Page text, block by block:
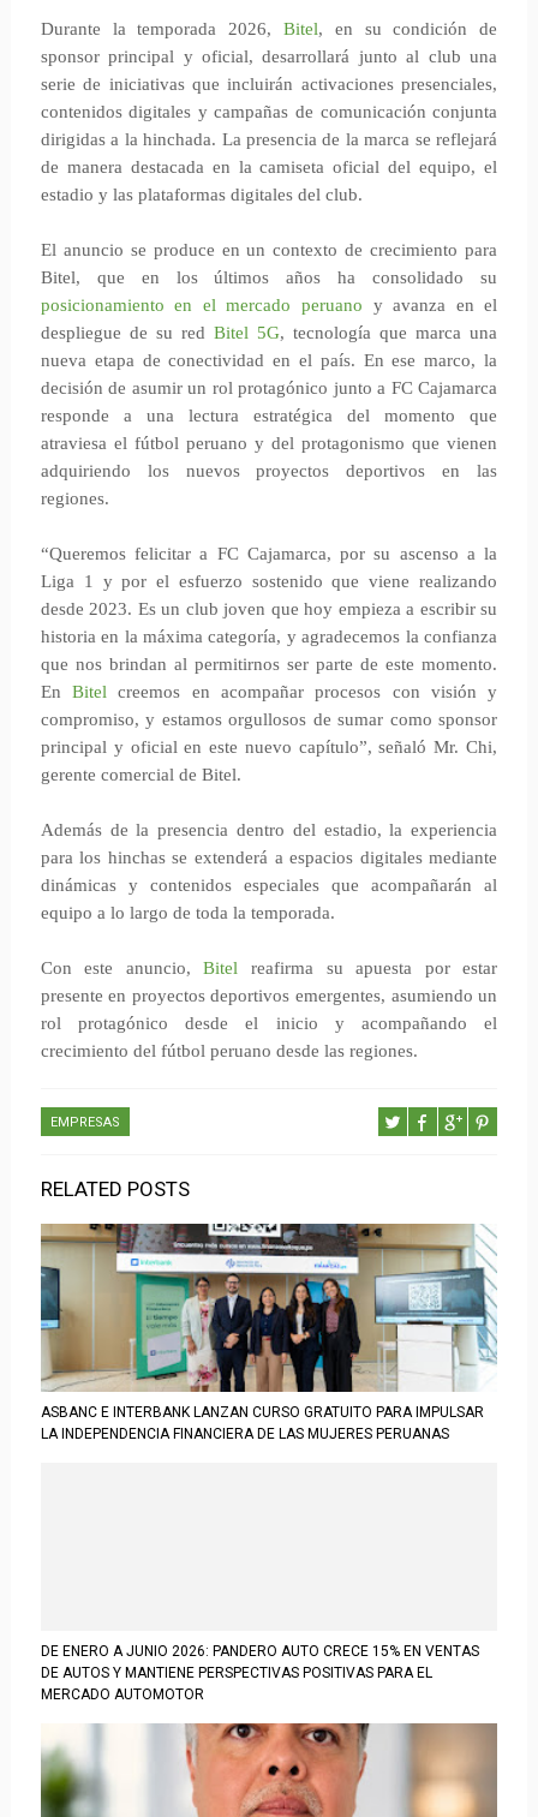
Durante la temporada 2026, Bitel, en su condición de
sponsor principal y oficial, desarrollará junto al club una
serie de iniciativas que incluirán activaciones presenciales,
contenidos digitales y campañas de comunicación conjunta
dirigidas a la hinchada. La presencia de la marca se reflejará
de manera destacada en la camiseta oficial del equipo, el
estadio y las plataformas digitales del club.
El anuncio se produce en un contexto de crecimiento para
Bitel, que en los últimos años ha consolidado su
posicionamiento en el mercado peruano y avanza en el
despliegue de su red Bitel 5G, tecnología que marca una
nueva etapa de conectividad en el país. En ese marco, la
decisión de asumir un rol protagónico junto a FC Cajamarca
responde a una lectura estratégica del momento que
atraviesa el fútbol peruano y del protagonismo que vienen
adquiriendo los nuevos proyectos deportivos en las
regiones.
“Queremos felicitar a FC Cajamarca, por su ascenso a la
Liga 1 y por el esfuerzo sostenido que viene realizando
desde 2023. Es un club joven que hoy empieza a escribir su
historia en la máxima categoría, y agradecemos la confianza
que nos brindan al permitirnos ser parte de este momento.
EnBitelcreemos en acompañar procesos con visión y
compromiso, y estamos orgullosos de sumar como sponsor
principal y oficial en este nuevo capítulo”, señaló Mr. Chi,
gerente comercial de Bitel.
Además de la presencia dentro del estadio, la experiencia
para los hinchas se extenderá a espacios digitales mediante
dinámicas y contenidos especiales que acompañarán al
equipo a lo largo de toda la temporada.
Con este anuncio,Bitel reafirma su apuesta por estar
presente en proyectos deportivos emergentes, asumiendo un
rol protagónico desde el inicio y acompañando el
crecimiento del fútbol peruano desde las regiones.
EMPRESAS
RELATED POSTS
ASBANC E INTERBANK LANZAN CURSO GRATUITO PARA IMPULSAR
LA INDEPENDENCIA FINANCIERA DE LAS MUJERES PERUANAS
DE ENERO A JUNIO 2026: PANDERO AUTO CRECE 15% EN VENTAS
DE AUTOS Y MANTIENE PERSPECTIVAS POSITIVAS PARA EL
MERCADO AUTOMOTOR